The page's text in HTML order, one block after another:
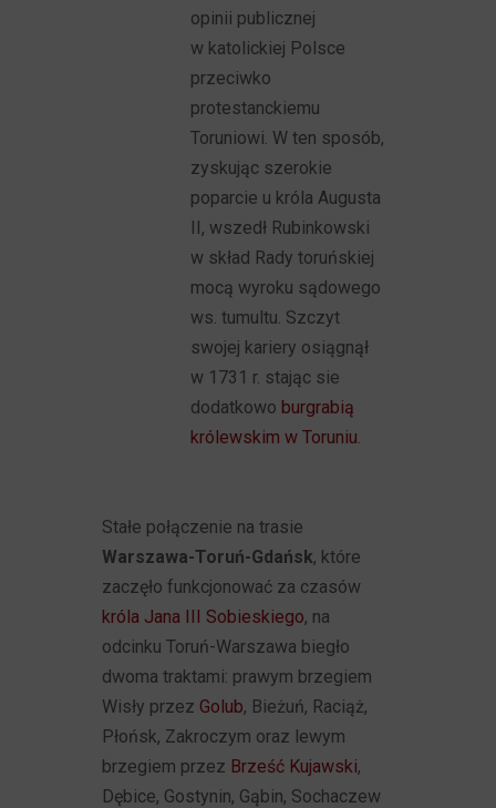
opinii publicznej
w katolickiej Polsce
przeciwko
protestanckiemu
Toruniowi. W ten sposób,
zyskując szerokie
poparcie u króla Augusta
II, wszedł Rubinkowski
w skład Rady toruńskiej
mocą wyroku sądowego
ws. tumultu. Szczyt
swojej kariery osiągnął
w 1731 r. stając sie
dodatkowo burgrabią
królewskim w Toruniu.
Stałe połączenie na trasie
Warszawa-Toruń-Gdańsk, które
zaczęło funkcjonować za czasów
króla Jana III Sobieskiego, na
odcinku Toruń-Warszawa biegło
dwoma traktami: prawym brzegiem
Wisły przez Golub, Bieżuń, Raciąż,
Płońsk, Zakroczym oraz lewym
brzegiem przez Brześć Kujawski,
Dębice, Gostynin, Gąbin, Sochaczew